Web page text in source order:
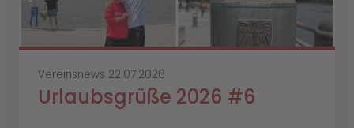
Vereinsnews 22.07.2026
Urlaubsgrüße 2026 #6